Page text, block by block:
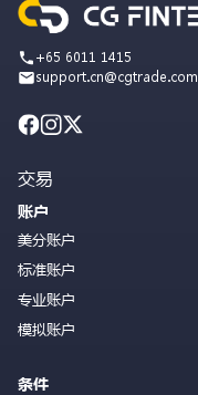
+65 6011 1415
support.cn@cgtrade.com
交易
账户
美分账户
标准账户
专业账户
模拟账户
条件